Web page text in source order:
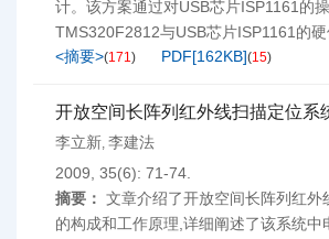
计。该方案通过对USB芯片ISP1161的
TMS320F2812与USB芯片ISP1161的硬
<摘要>(171) PDF[162KB](15)
开放空间长阵列红外线扫描定位系
李立新, 李建法
2009, 35(6): 71-74.
摘要： 文章介绍了开放空间长阵列红外
的构成和工作原理,详细阐述了该系统中